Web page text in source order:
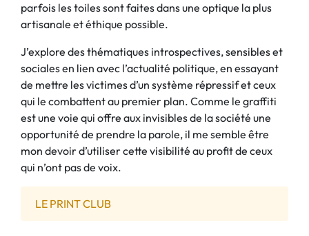
parfois les toiles sont faites dans une optique la plus
artisanale et éthique possible.
J’explore des thématiques introspectives, sensibles et
sociales en lien avec l’actualité politique, en essayant
de mettre les victimes d’un système répressif et ceux
qui le combattent au premier plan. Comme le graffiti
est une voie qui offre aux invisibles de la société une
opportunité de prendre la parole, il me semble être
mon devoir d’utiliser cette visibilité au profit de ceux
qui n’ont pas de voix.
LE PRINT CLUB